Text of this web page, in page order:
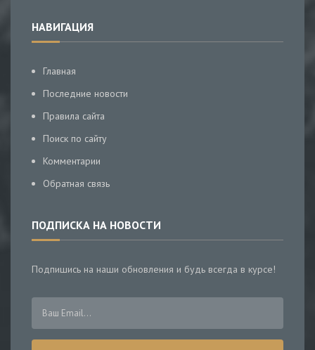
НАВИГАЦИЯ
Главная
Последние новости
Правила сайта
Поиск по сайту
Комментарии
Обратная связь
ПОДПИСКА НА НОВОСТИ
Подпишись на наши обновления и будь всегда в курсе!